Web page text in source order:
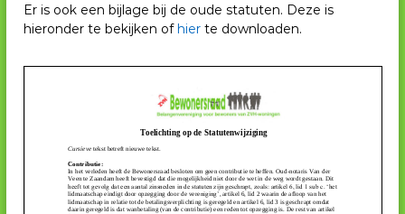
Er is ook een bijlage bij de oude statuten. Deze is
hieronder te bekijken ofhier te downloaden.